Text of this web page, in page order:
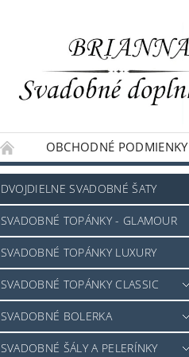
OBCHODNÉ PODMIENKY
NAPÍŠTE NÁM
DVOJDIELNE SVADOBNÉ ŠATY
SVADOBNÉ TOPÁNKY - GLAMOUR
SVADOBNÉ TOPÁNKY LUXURY
SVADOBNÉ TOPÁNKY CLASSIC
SVADOBNÉ BOLERKA
SVADOBNÉ ŠÁLY A PELERÍNKY